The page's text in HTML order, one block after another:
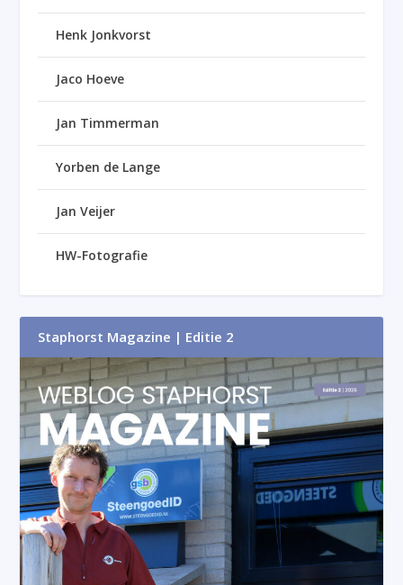
Henk Jonkvorst
Jaco Hoeve
Jan Timmerman
Yorben de Lange
Jan Veijer
HW-Fotografie
Staphorst Magazine | Editie 2